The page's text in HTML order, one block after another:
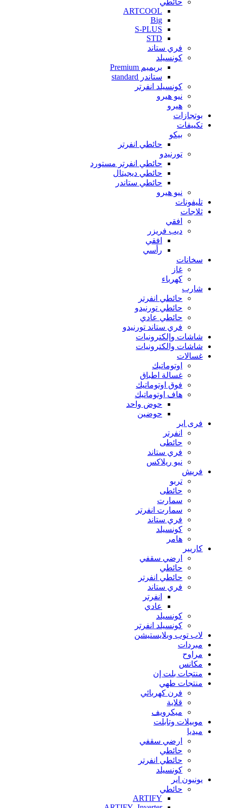
ARTCOOL
Big
S-PLUS
STD
فري ستاند
كونسيلد
بريميم Premium
ستاندر standard
كونسيلد انفرتر
نيو هيرو
هيرو
بوتجازات
تكييفات
بيكو
حائطي انفرتر
تورنيدو
حائطي انفرتر مستورد
حائطي ديجيتال
حائطي ستاندر
نيو هيرو
تليفونات
ثلاجات
افقي
ديب فريزر
افقي
رأسي
سخانات
غاز
كهرباء
شارب
حائطي انفرتر
حائطي تورنيدو
حائطي عادي
فري ستاند تورنيدو
شاشات وإلكترونيات
شاشات والكترونيات
غسالات
اوتوماتيك
غسالة اطباق
فوق اوتوماتيك
هاف اوتوماتيك
حوض واحد
حوضين
فرى اير
انفرتر
حائطى
فري ستاند
نيو ريلاكس
فريش
تربو
حائطى
سمارت
سمارت انفرتر
فري ستاند
كونسيلد
هامر
كاريير
ارضي سقفي
حائطي
حائطي انفرتر
فري ستاند
انفرتر
عادي
كونسيلد
كونسيلد انفرتر
لاب توب وبلايستيشن
مبردات
مراوح
مكانس
منتجات بلت إن
منتجات طهي
فرن كهربائي
قلاية
ميكرويف
موبيلات وتابلت
ميديا
ارضي سقفي
حائطي
حائطي انفرتر
كونسيلد
يونيون اير
حائطي
ARTIFY